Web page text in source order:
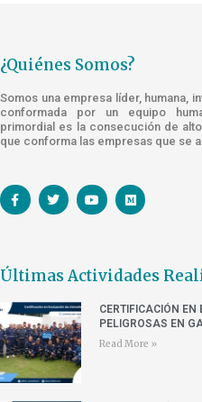
¿Quiénes Somos?
Somos una empresa líder, humana,
conformada por un equipo
primordial es la consecución de
que conforma las empresas que se
Últimas Actividades
CERTIFICACIÓN
PELIGROSAS EN
Read More »